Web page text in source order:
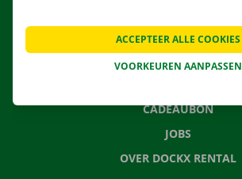
CONTACTEER ONS
VEELGESTELDE VRAGEN
CADEAUBON
JOBS
OVER DOCKX RENTAL
VOORKEUREN AANPASSEN
ACCEPTEER ALLE COOKIES